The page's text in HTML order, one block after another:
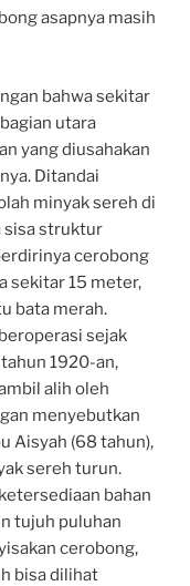
asapnya masih
bahwa sekitar
utara
yang diusahakan
Ditandai
minyak sereh di
sisa struktur
cerobong
sekitar 15 meter,
bata merah.
sejak
1920-an,
alih oleh
menyebutkan
Aisyah (68 tahun),
sereh turun.
bahan
tujuh puluhan
cerobong,
bisa dilihat